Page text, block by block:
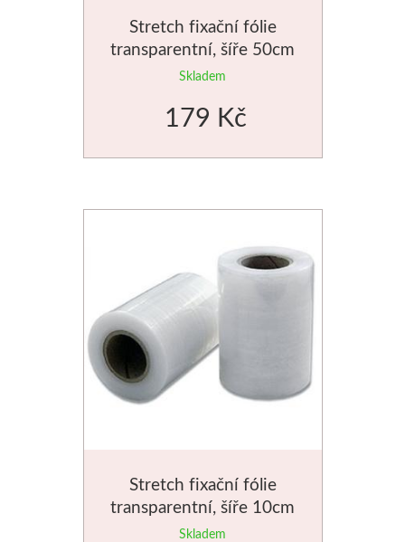
Sítotisk
Linoryt
Glazury
Umton
Olej
Akvarel
Uni Posca
Jednotlivě
Stretch fixační fólie
transparentní, šíře 50cm
Skladem
179 Kč
Stretch fixační fólie
transparentní, šíře 10cm
Skladem